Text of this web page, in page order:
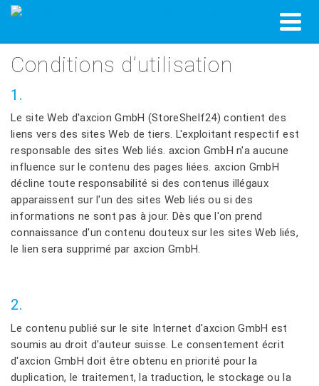
Conditions d’utilisation
1.
Le site Web d'axcion GmbH (StoreShelf24) contient des
liens vers des sites Web de tiers. L'exploitant respectif est
responsable des sites Web liés. axcion GmbH n'a aucune
influence sur le contenu des pages liées. axcion GmbH
décline toute responsabilité si des contenus illégaux
apparaissent sur l'un des sites Web liés ou si des
informations ne sont pas à jour. Dès que l'on prend
connaissance d'un contenu douteux sur les sites Web liés,
le lien sera supprimé par axcion GmbH.
2.
Le contenu publié sur le site Internet d'axcion GmbH est
soumis au droit d'auteur suisse. Le consentement écrit
d'axcion GmbH doit être obtenu en priorité pour la
duplication, le traitement, la traduction, le stockage ou la